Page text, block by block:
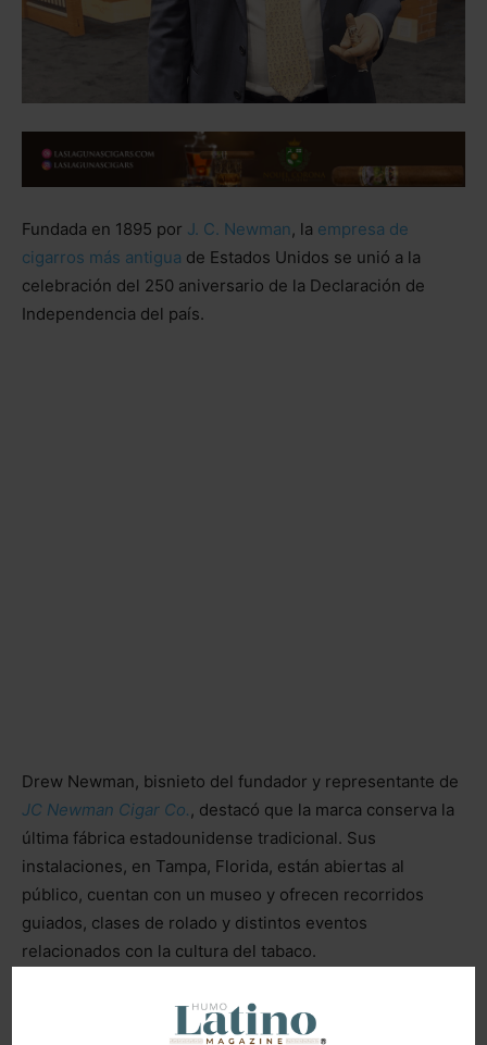
Fundada en 1895 por J. C. Newman, la empresa de
cigarros más antigua de Estados Unidos se unió a la
celebración del 250 aniversario de la Declaración de
Independencia del país.
Drew Newman, bisnieto del fundador y representante de
JC Newman Cigar Co. , destacó que la marca conserva la
última fábrica estadounidense tradicional. Sus
instalaciones, en Tampa, Florida, están abiertas al
público, cuentan con un museo y ofrecen recorridos
guiados, clases de rolado y distintos eventos
relacionados con la cultura del tabaco.
Este año, la empresa participa oficialmente en el
America 250,y todos los cigarros rolados a